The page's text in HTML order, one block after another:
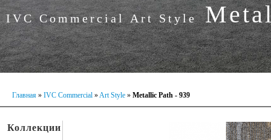
IVC Commercial Art Style
Главная » IVC Commercial »Art Style » Metallic Path - 939
Коллекции